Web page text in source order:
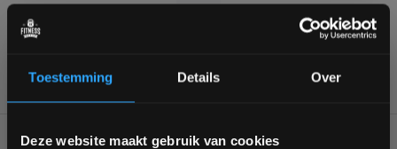
Toestemming Details Over
Deze website maakt gebruik van cookies
Voor 95% direct uit voorraad geleverd Professionele
Bam! 5% korting op je volgende